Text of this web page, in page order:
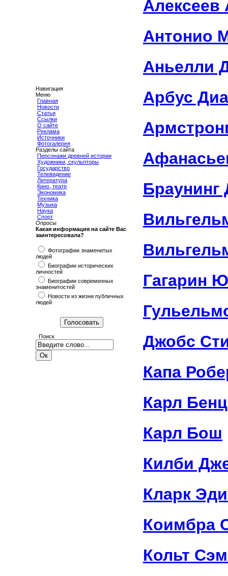
Навигация
Меню
Главная
Новости
Статьи
Ссылки
О сайте
Реклама
Источники
Фотогалерея
Разделы сайта
Персонажи древней истории
Художники, скульпторы
Государство
Телевидение
Литература
Кино, театр
Экономика
Техника
Музыка
Наука
Спорт
Опросы
Какая информация на сайте Вас
заинтересовала?
Фотографии знаменитых
людей
Биографии исторических
личностей
Биографии современных
знаменитостей
Новости из жизни публичных
людей
Поиск
Алексеев
Антонио
Аньелли
Арбус
Браунинг
Гагарин
Джобс
Капа
Карл Бенц
Карл Бош
Килби
Кларк
Коимбра
Кольт